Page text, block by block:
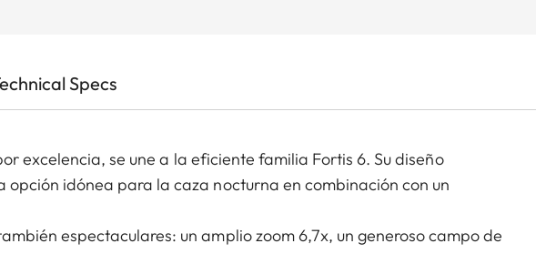
Specs
excelencia, se une a la eficiente familia Fortis 6. Su diseño
opción idónea para la caza nocturna en combinación con un
espectaculares: un amplio zoom 6,7x, un generoso campo de